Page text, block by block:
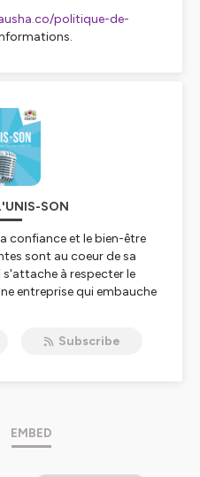
politique-de-
SON
confiance et le bien-être
sont au coeur de sa
à respecter le
entreprise qui embauche
sont libres d'organiser leur
Savoie HABITAT, un
engagé sur la voie de la
Subscribe
EMBED